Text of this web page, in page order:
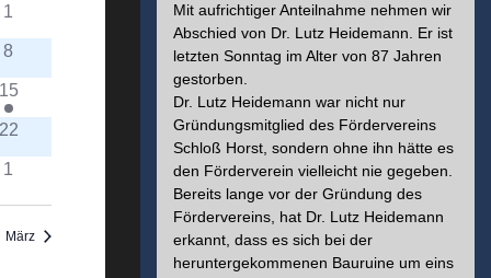
1
8
15
22
1
März
Mit aufrichtiger Anteilnahme nehmen wir
Abschied von Dr. Lutz Heidemann. Er ist
letzten Sonntag im Alter von 87 Jahren
gestorben.
Dr. Lutz Heidemann war nicht nur
Gründungsmitglied des Fördervereins
Schloß Horst, sondern ohne ihn hätte es
den Förderverein vielleicht nie gegeben.
Bereits lange vor der Gründung des
Fördervereins, hat Dr. Lutz Heidemann
erkannt, dass es sich bei der
heruntergekommenen Bauruine um eins